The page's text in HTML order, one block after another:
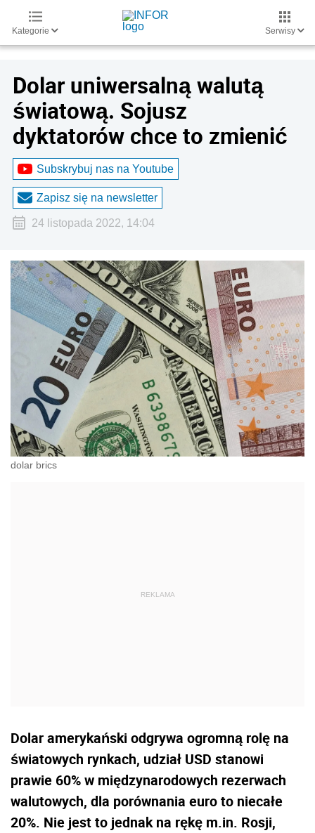
Kategorie Serwisy
Dolar uniwersalną walutą
światową. Sojusz
dyktatorów chce to zmienić
Subskrybuj nas na Youtube
Zapisz się na newsletter
24 listopada 2022, 14:04
dolar brics
Dolar amerykański odgrywa ogromną rolę na
światowych rynkach, udział USD stanowi
prawie 60% w międzynarodowych rezerwach
walutowych, dla porównania euro to niecałe
20%. Nie jest to jednak na rękę m.in. Rosji,